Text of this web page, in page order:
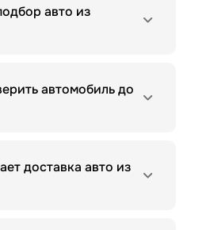
авто из
автомобиль до
доставка авто из